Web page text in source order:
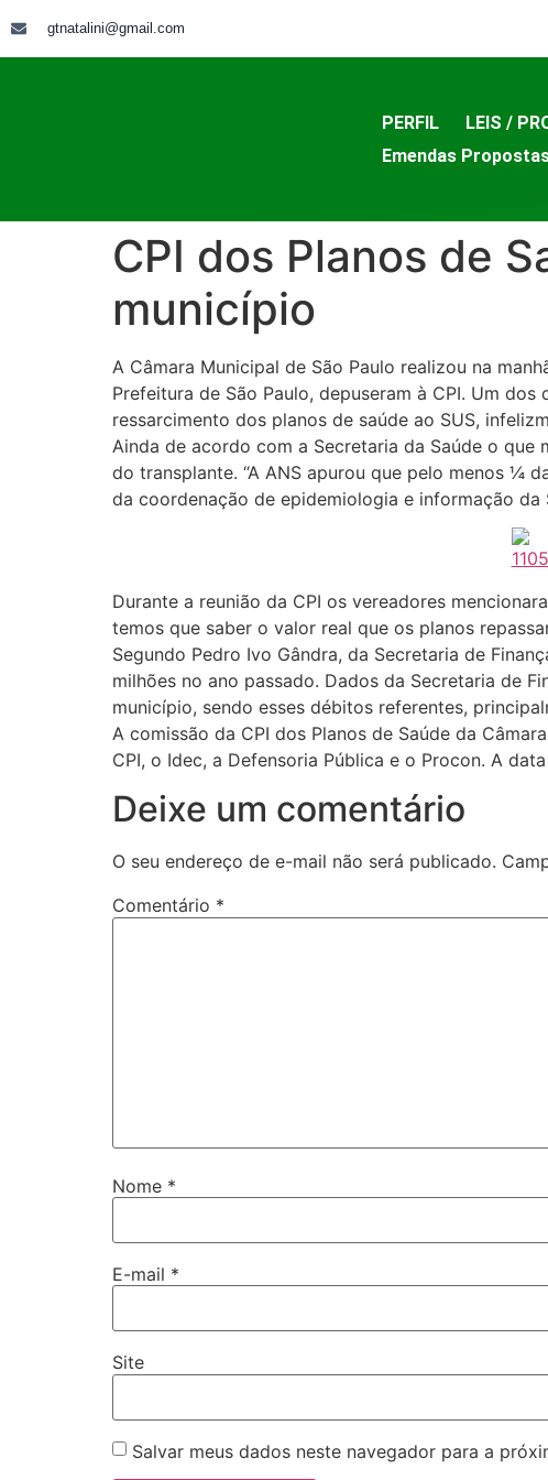
gtnatalini@gmail.com
PERFIL LEIS /
Emendas
CPI dos Planos de
município
A Câmara Municipal de São Paulo realizou na
Prefeitura de São Paulo, depuseram à CPI. Um
ressarcimento dos planos de saúde ao SUS,
Ainda de acordo com a Secretaria da Saúde o que
do transplante. “A ANS apurou que pelo menos ¼
da coordenação de epidemiologia e informação da
Durante a reunião da CPI os vereadores
temos que saber o valor real que os planos
Segundo Pedro Ivo Gândra, da Secretaria de
milhões no ano passado. Dados da Secretaria de
município, sendo esses débitos referentes,
A comissão da CPI dos Planos de Saúde da
CPI, o Idec, a Defensoria Pública e o Procon. A
Deixe um comentário
O seu endereço de e-mail não será publicado.
Comentário *
Nome *
E-mail *
Site
Salvar meus dados neste navegador para a